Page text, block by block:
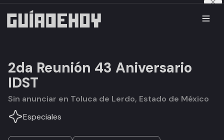
2da Reunión 43 Aniversario
IDST
Sin anunciar en Toluca de Lerdo, Estado de México
Especiales